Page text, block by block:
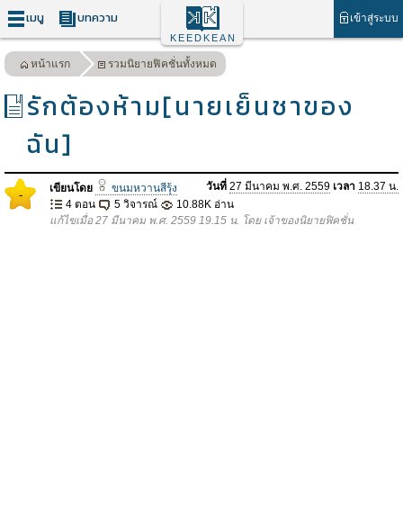
เมนู บทความ เข้าสู่ระบบ
KEEDKEAN
หน้าแรก รวมนิยายฟิคชั่นทั้งหมด
รักต้องห้าม[นายเย็นชาของ
ฉัน]
- เขียนโดย ขนมหวานสีรุ้ง วันที่ 27 มีนาคม พ.ศ. 2559 เวลา 18.37 น.
4 ตอน
5 วิจารณ์
10.88K อ่าน
แก้ไขเมื่อ 27 มีนาคม พ.ศ. 2559 19.15 น. โดย เจ้าของนิยายฟิคชั่น